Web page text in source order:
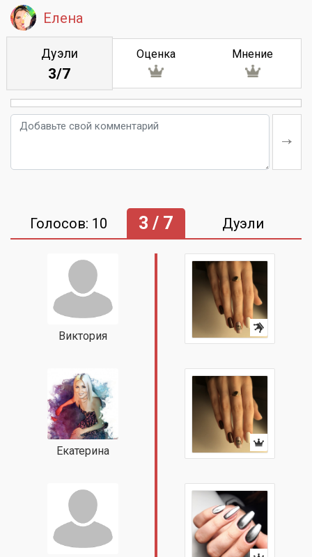
Елена
Дуэли
3/7
Оценка Мнение
Голосов: 10 3 / 7 Дуэли
Виктория
Екатерина